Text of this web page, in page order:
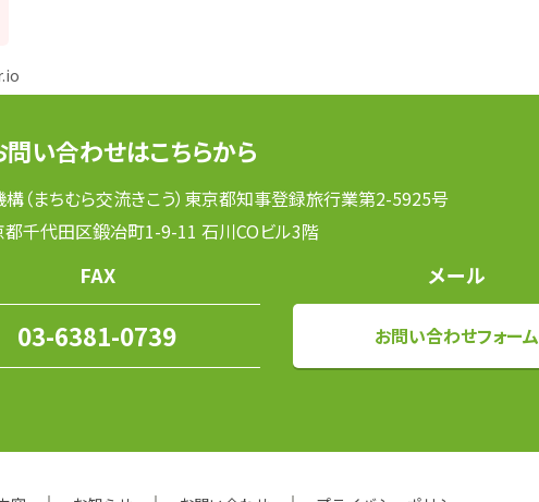
い合わせはこちらから
（まちむら交流きこう）東京都知事登録旅行業第2-5925号
千代田区鍛冶町1-9-11 石川COビル3階
FAX
03-6381-0739
メール
お問い合わせフォーム